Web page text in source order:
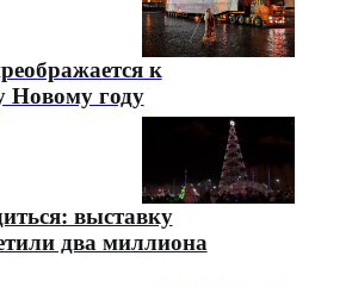
к
Новому году
выставку
два миллиона